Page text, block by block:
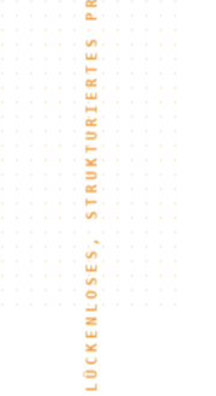
LÜCKENLOSES, STRUKTURIERTES PROTOKOLLIEREN